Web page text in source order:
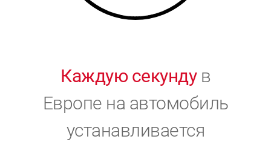
Каждую секундув
Европе на автомобиль
устанавливается